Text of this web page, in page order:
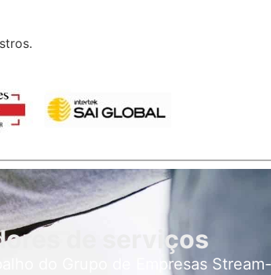
de serviços
do Grupo de Empresas Stream-